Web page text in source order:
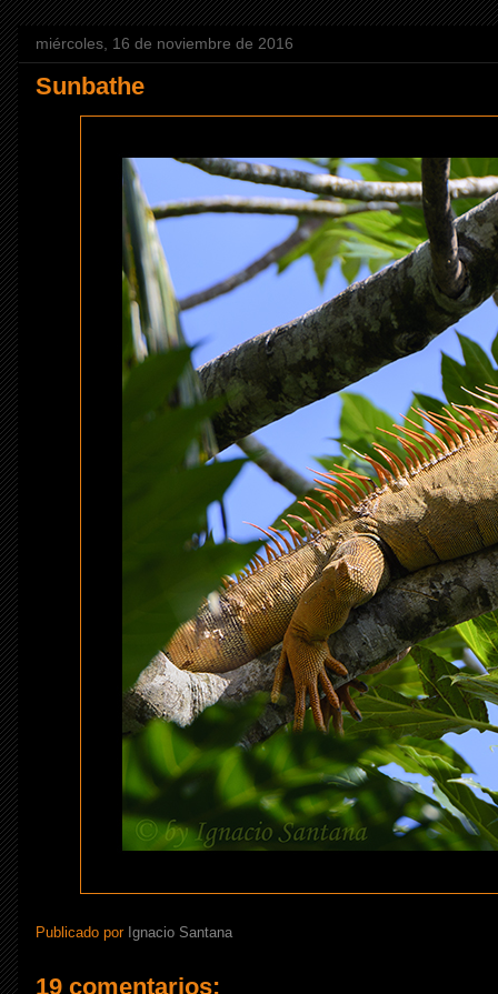
miércoles, 16 de noviembre de 2016
Sunbathe
Publicado por Ignacio Santana
19 comentarios: